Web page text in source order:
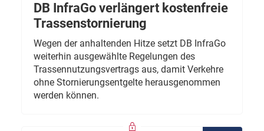
DB InfraGo verlängert kostenfreie
Trassenstornierung
Wegen der anhaltenden Hitze setzt DB InfraGo
weiterhin ausgewählte Regelungen des
Trassennutzungsvertrags aus, damit Verkehre
ohne Stornierungsentgelte herausgenommen
werden können.